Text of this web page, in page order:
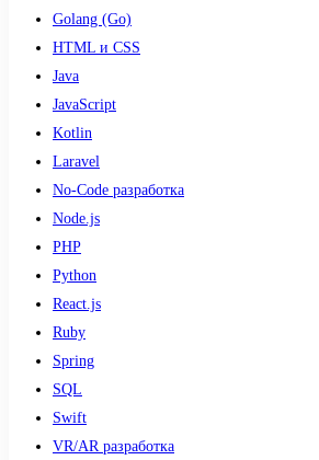
Golang (Go)
HTML и CSS
Java
JavaScript
Kotlin
Laravel
No-Code разработка
Node.js
PHP
Python
React.js
Ruby
Spring
SQL
Swift
VR/AR разработка